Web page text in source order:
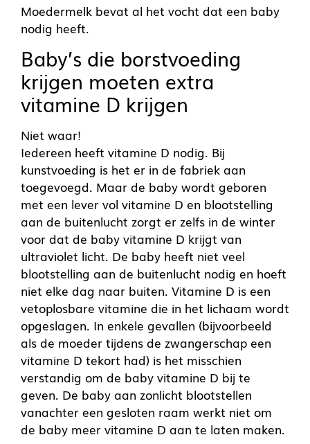
Moedermelk bevat al het vocht dat een baby
nodig heeft.
Baby’s die borstvoeding
krijgen moeten extra
vitamine D krijgen
Niet waar!
Iedereen heeft vitamine D nodig. Bij
kunstvoeding is het er in de fabriek aan
toegevoegd. Maar de baby wordt geboren
met een lever vol vitamine D en blootstelling
aan de buitenlucht zorgt er zelfs in de winter
voor dat de baby vitamine D krijgt van
ultraviolet licht. De baby heeft niet veel
blootstelling aan de buitenlucht nodig en hoeft
niet elke dag naar buiten. Vitamine D is een
vetoplosbare vitamine die in het lichaam wordt
opgeslagen. In enkele gevallen (bijvoorbeeld
als de moeder tijdens de zwangerschap een
vitamine D tekort had) is het misschien
verstandig om de baby vitamine D bij te
geven. De baby aan zonlicht blootstellen
vanachter een gesloten raam werkt niet om
de baby meer vitamine D aan te laten maken.